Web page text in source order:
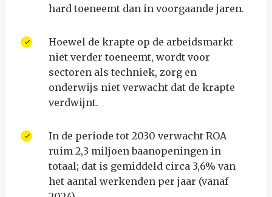
hard toeneemt dan in voorgaande jaren.
Hoewel de krapte op de arbeidsmarkt
niet verder toeneemt, wordt voor
sectoren als techniek, zorg en
onderwijs niet verwacht dat de krapte
verdwijnt.
In de periode tot 2030 verwacht ROA
ruim 2,3 miljoen baanopeningen in
totaal; dat is gemiddeld circa 3,6% van
het aantal werkenden per jaar (vanaf